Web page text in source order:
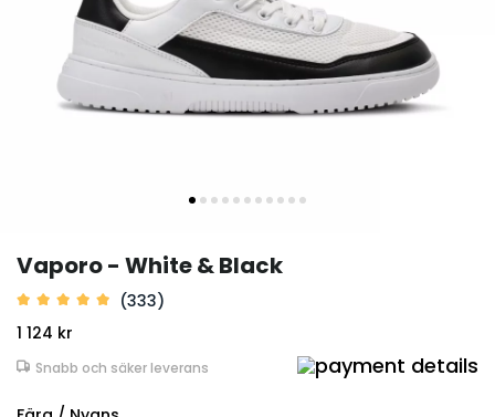
Vaporo - White & Black
(333)
1 124 kr
Snabb och säker leverans